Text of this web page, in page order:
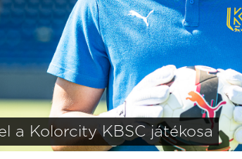
a Kolorcity KBSC játékosa
3:0
(1:1)
KBSC
Videoton FC Fehérvár
Kolorcity Aréna
augusztus 01. (szombat) 17:30